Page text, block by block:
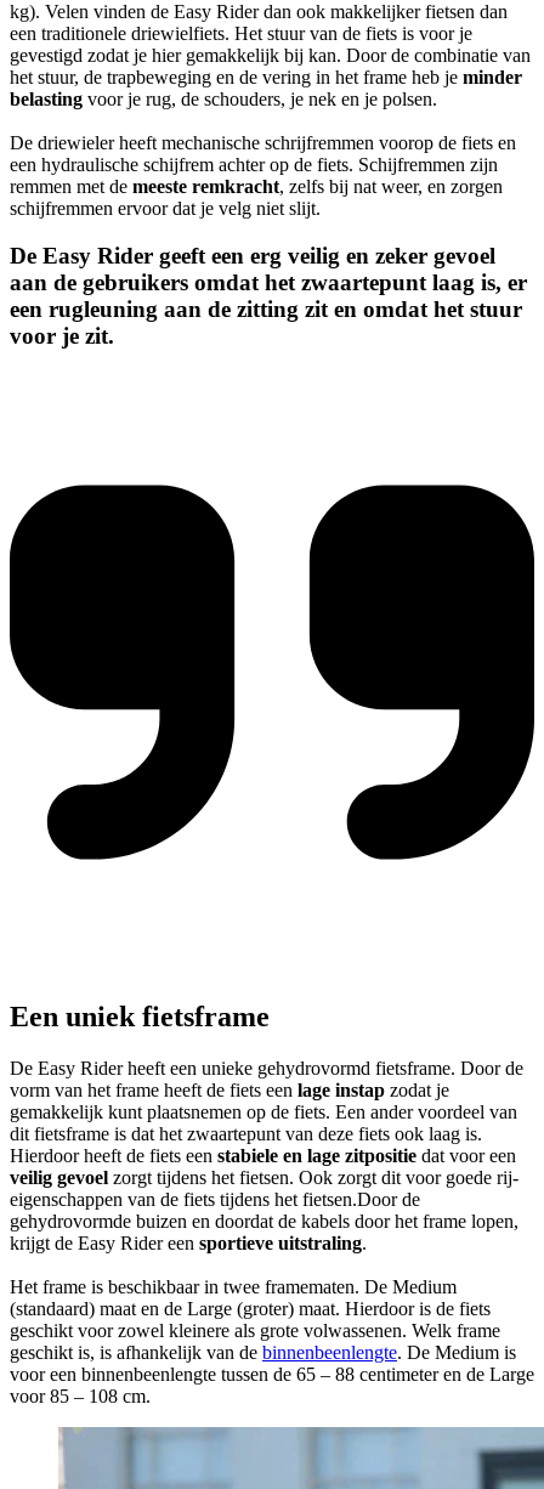
kg). Velen vinden de Easy Rider dan ook makkelijker fietsen dan
een traditionele driewielfiets. Het stuur van de fiets is voor je
gevestigd zodat je hier gemakkelijk bij kan. Door de combinatie van
het stuur, de trapbeweging en de vering in het frame heb je minder
belasting voor je rug, de schouders, je nek en je polsen.
De driewieler heeft mechanische schrijfremmen voorop de fiets en
een hydraulische schijfrem achter op de fiets. Schijfremmen zijn
remmen met de meeste remkracht, zelfs bij nat weer, en zorgen
schijfremmen ervoor dat je velg niet slijt.
De Easy Rider geeft een erg veilig en zeker gevoel
aan de gebruikers omdat het zwaartepunt laag is, er
een rugleuning aan de zitting zit en omdat het stuur
voor je zit.
Een uniek fietsframe
De Easy Rider heeft een unieke gehydrovormd fietsframe. Door de
vorm van het frame heeft de fiets een lage instap zodat je
gemakkelijk kunt plaatsnemen op de fiets. Een ander voordeel van
dit fietsframe is dat het zwaartepunt van deze fiets ook laag is.
Hierdoor heeft de fiets een stabiele en lage zitpositie dat voor een
veilig gevoel zorgt tijdens het fietsen. Ook zorgt dit voor goede rij-
eigenschappen van de fiets tijdens het fietsen.Door de
gehydrovormde buizen en doordat de kabels door het frame lopen,
krijgt de Easy Rider een sportieve uitstraling.
Het frame is beschikbaar in twee framematen. De Medium
(standaard) maat en de Large (groter) maat. Hierdoor is de fiets
geschikt voor zowel kleinere als grote volwassenen. Welk frame
geschikt is, is afhankelijk van de binnenbeenlengte. De Medium is
voor een binnenbeenlengte tussen de 65 – 88 centimeter en de Large
voor 85 – 108 cm.